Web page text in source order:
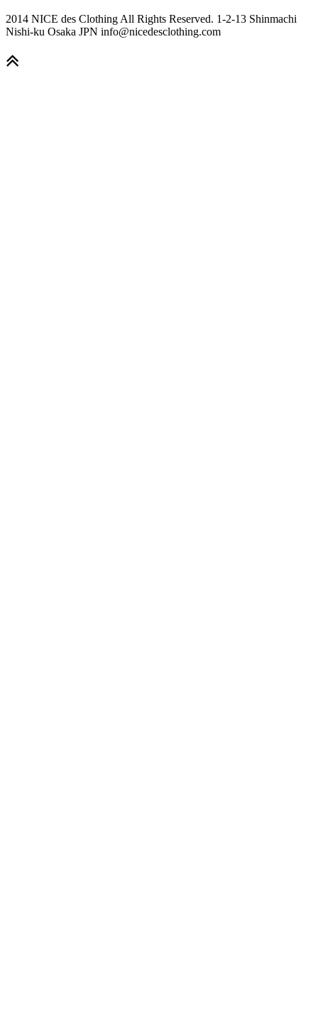
2014 NICE des Clothing All Rights Reserved. 1-2-13 Shinmachi
Nishi-ku Osaka JPN info@nicedesclothing.com